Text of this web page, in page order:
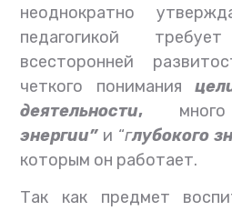
неоднократно
педагогикой
всесторонней
четкого понимания
деятельности,
энергии”и “глубокого
которым он работает.
Так как предмет